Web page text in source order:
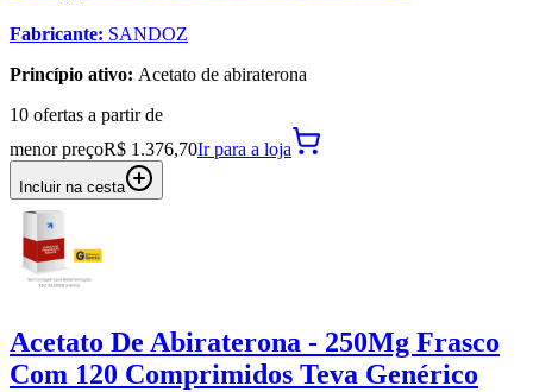
Fabricante: SANDOZ
Princípio ativo: Acetato de abiraterona
10 ofertas a partir de
menor preçoR$ 1.376,70Ir para a loja
Incluir na cesta
Acetato De Abiraterona - 250Mg Frasco
Com 120 Comprimidos Teva Genérico